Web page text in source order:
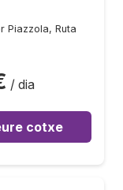
Piazzola, Ruta
/ dia
cotxe